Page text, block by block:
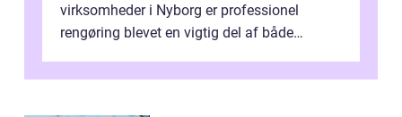
virksomheder i Nyborg er professionel
rengøring blevet en vigtig del af både
samlede ...